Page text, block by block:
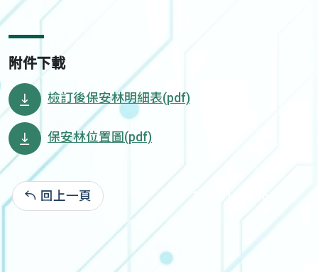
附件下載
檢訂後保安林明細表(pdf)
保安林位置圖(pdf)
回上一頁 115-01-09:96